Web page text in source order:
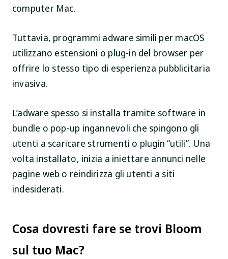
computer Mac.
Tuttavia, programmi adware simili per macOS
utilizzano estensioni o plug-in del browser per
offrire lo stesso tipo di esperienza pubblicitaria
invasiva.
L’adware spesso si installa tramite software in
bundle o pop-up ingannevoli che spingono gli
utenti a scaricare strumenti o plugin “utili”. Una
volta installato, inizia a iniettare annunci nelle
pagine web o reindirizza gli utenti a siti
indesiderati.
Cosa dovresti fare se trovi Bloom
sul tuo Mac?